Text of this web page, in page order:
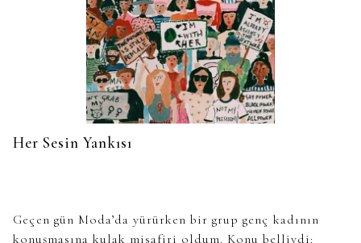
Her Sesin Yankısı
Geçen gün Moda’da yürürken bir grup genç kadının
konuşmasına kulak misafiri oldum. Konu belliydi: